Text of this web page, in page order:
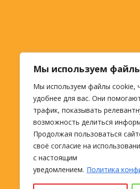
Мы используем
Мы используем файлы cookie,
удобнее для вас. Они
трафик, показывать
возможность делиться
Продолжая пользоваться
своё согласие на
с настоящим
уведомлением. Политика